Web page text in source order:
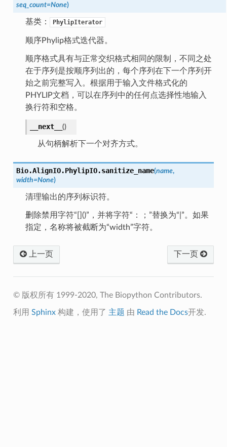
seq_count=None)
基类： PhylipIterator
顺序Phylip格式迭代器。
顺序格式具有与正常交织格式相同的限制，不同之处
在于序列是按顺序列出的，每个序列在下一个序列开
始之前完整写入。根据用于输入文件格式化的
PHYLIP文档，可以在序列中的任何点选择性地输入
换行符和空格。
__next__ ()
从句柄解析下一个对齐方式。
Bio.AlignIO.PhylipIO.sanitize_name(name,
width=None)
清理输出的序列标识符。
删除禁用字符“[]()”，并将字符“：；”替换为“|”。如果
指定，名称将被截断为“width”字符。
下一页
上一页
© 版权所有 1999-2020, The Biopython Contributors.
利用 Sphinx构建，使用了 主题 由 Read the Docs开发.